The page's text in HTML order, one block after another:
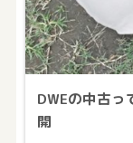
DWEの中古
開